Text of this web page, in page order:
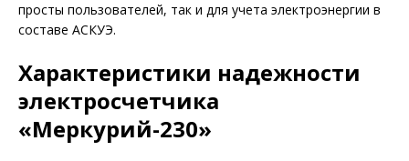
просты пользователей, так и для учета электроэнергии в
составе АСКУЭ.
Характеристики надежности
электросчетчика
«Меркурий-230»